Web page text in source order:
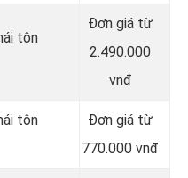
tôn
Đơn giá từ
2.490.000
vnđ
tôn
Đơn giá từ
770.000 vnđ